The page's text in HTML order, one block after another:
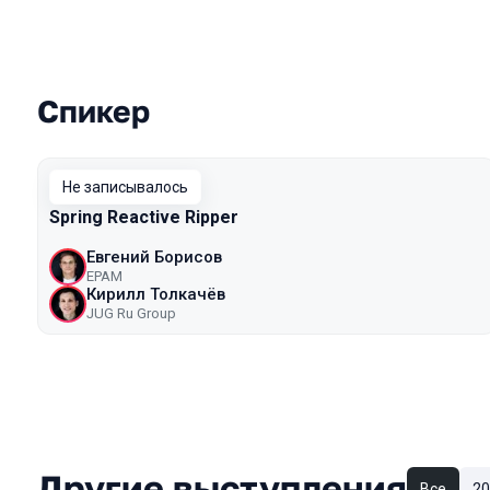
Выступления в сезоне 2019
Спикер
Не записывалось
Spring Reactive Ripper
Евгений Борисов
EPAM
Кирилл Толкачёв
JUG Ru Group